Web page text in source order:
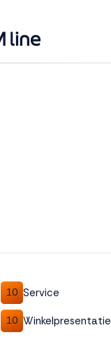
10 Service
10 Winkelpresentatie